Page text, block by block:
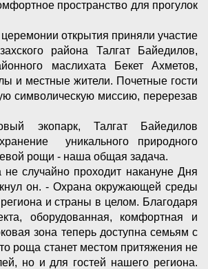
пространство для прогулок
открытия приняли участие
района Талгат Байедилов,
маслихата Бекет Ахметов,
и местные жители. Почетные гости
символическую миссию, перерезав
экопарк, Талгат Байедилов
уникального природного
рощи - наша общая задача.
случайно проходит накануне Дня
он. - Охрана окружающей среды
и страны в целом. Благодаря
оборудованная, комфортная и
зона теперь доступна семьям с
роща станет местом притяжения не
но и для гостей нашего региона.